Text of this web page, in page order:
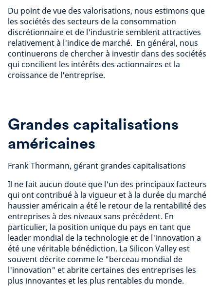
Du point de vue des valorisations, nous estimons que
les sociétés des secteurs de la consommation
discrétionnaire et de l'industrie semblent attractives
relativement à l'indice de marché. En général, nous
continuerons de chercher à investir dans des sociétés
qui concilient les intérêts des actionnaires et la
croissance de l'entreprise.
Grandes capitalisations
américaines
Frank Thormann, gérant grandes capitalisations
Il ne fait aucun doute que l'un des principaux facteurs
qui ont contribué à la vigueur et à la durée du marché
haussier américain a été le retour de la rentabilité des
entreprises à des niveaux sans précédent. En
particulier, la position unique du pays en tant que
leader mondial de la technologie et de l'innovation a
été une véritable bénédiction. La Silicon Valley est
souvent décrite comme le "berceau mondial de
l'innovation" et abrite certaines des entreprises les
plus innovantes et les plus rentables du monde.